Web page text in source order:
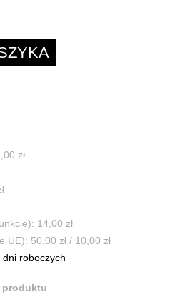
zł
14,00 zł
UE): 50,00 zł / 10,00 zł
dni roboczych
produktu